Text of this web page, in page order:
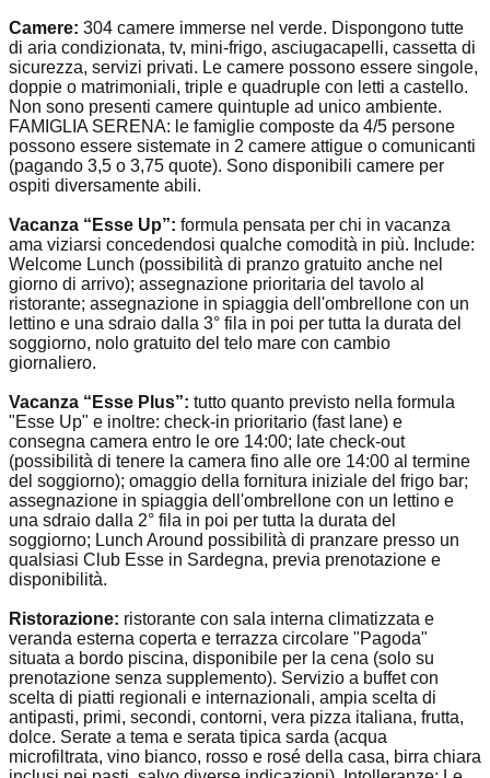
Camere: 304 camere immerse nel verde. Dispongono tutte
di aria condizionata, tv, mini-frigo, asciugacapelli, cassetta di
sicurezza, servizi privati. Le camere possono essere singole,
doppie o matrimoniali, triple e quadruple con letti a castello.
Non sono presenti camere quintuple ad unico ambiente.
FAMIGLIA SERENA: le famiglie composte da 4/5 persone
possono essere sistemate in 2 camere attigue o comunicanti
(pagando 3,5 o 3,75 quote). Sono disponibili camere per
ospiti diversamente abili.
Vacanza “Esse Up”: formula pensata per chi in vacanza
ama viziarsi concedendosi qualche comodità in più. Include:
Welcome Lunch (possibilità di pranzo gratuito anche nel
giorno di arrivo); assegnazione prioritaria del tavolo al
ristorante; assegnazione in spiaggia dell'ombrellone con un
lettino e una sdraio dalla 3° fila in poi per tutta la durata del
soggiorno, nolo gratuito del telo mare con cambio
giornaliero.
Vacanza “Esse Plus”: tutto quanto previsto nella formula
"Esse Up" e inoltre: check-in prioritario (fast lane) e
consegna camera entro le ore 14:00; late check-out
(possibilità di tenere la camera fino alle ore 14:00 al termine
del soggiorno); omaggio della fornitura iniziale del frigo bar;
assegnazione in spiaggia dell'ombrellone con un lettino e
una sdraio dalla 2° fila in poi per tutta la durata del
soggiorno; Lunch Around possibilità di pranzare presso un
qualsiasi Club Esse in Sardegna, previa prenotazione e
disponibilità.
Ristorazione: ristorante con sala interna climatizzata e
veranda esterna coperta e terrazza circolare "Pagoda"
situata a bordo piscina, disponibile per la cena (solo su
prenotazione senza supplemento). Servizio a buffet con
scelta di piatti regionali e internazionali, ampia scelta di
antipasti, primi, secondi, contorni, vera pizza italiana, frutta,
dolce. Serate a tema e serata tipica sarda (acqua
microfiltrata, vino bianco, rosso e rosé della casa, birra chiara